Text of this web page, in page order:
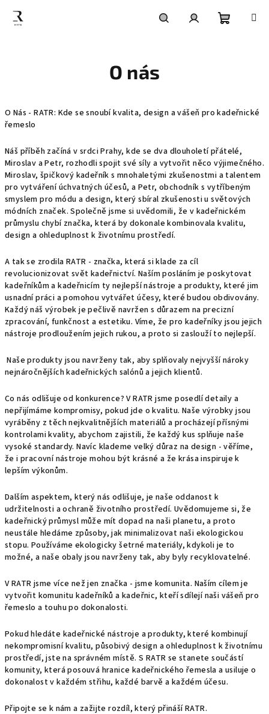
obsah
O nás
O Nás - RATR: Kde se snoubí kvalita, design a vášeň pro kadeřnické
řemeslo
Náš příběh začíná v srdci Prahy, kde se dva dlouholetí přátelé,
Miroslav a Petr, rozhodli spojit své síly a vytvořit něco výjimečného.
Miroslav, špičkový kadeřník s mnohaletými zkušenostmi a talentem
pro vytváření úchvatných účesů, a Petr, obchodník s vytříbeným
smyslem pro módu a design, který sbíral zkušenosti u světových
módních značek. Společně jsme si uvědomili, že v kadeřnickém
průmyslu chybí značka, která by dokonale kombinovala kvalitu,
design a ohleduplnost k životnímu prostředí.
A tak se zrodila RATR - značka, která si klade za cíl
revolucionizovat svět kadeřnictví. Naším posláním je poskytovat
kadeřníkům a kadeřnicím ty nejlepší nástroje a produkty, které jim
usnadní práci a pomohou vytvářet účesy, které budou obdivovány.
Každý náš výrobek je pečlivě navržen s důrazem na precizní
zpracování, funkčnost a estetiku. Víme, že pro kadeřníky jsou jejich
nástroje prodloužením jejich rukou, a proto si zaslouží to nejlepší.
Naše produkty jsou navrženy tak, aby splňovaly nejvyšší nároky
nejnáročnějších kadeřnických salónů a jejich klientů.
Co nás odlišuje od konkurence? V RATR jsme posedlí detaily a
nepřijímáme kompromisy, pokud jde o kvalitu. Naše výrobky jsou
vyráběny z těch nejkvalitnějších materiálů a procházejí přísnými
kontrolami kvality, abychom zajistili, že každý kus splňuje naše
vysoké standardy. Navíc klademe velký důraz na design - věříme,
že i pracovní nástroje mohou být krásné a že krása inspiruje k
lepším výkonům.
Dalším aspektem, který nás odlišuje, je naše oddanost k
udržitelnosti a ochraně životního prostředí. Uvědomujeme si, že
kadeřnický průmysl může mít dopad na naši planetu, a proto
neustále hledáme způsoby, jak minimalizovat naši ekologickou
stopu. Používáme ekologicky šetrné materiály, kdykoli je to
možné, a naše obaly jsou navrženy tak, aby byly recyklovatelné.
V RATR jsme více než jen značka - jsme komunita. Naším cílem je
vytvořit komunitu kadeřníků a kadeřnic, kteří sdílejí naši vášeň pro
řemeslo a touhu po dokonalosti.
Pokud hledáte kadeřnické nástroje a produkty, které kombinují
nekompromisní kvalitu, působivý design a ohleduplnost k životnímu
prostředí, jste na správném místě. S RATR se stanete součástí
komunity, která posouvá hranice kadeřnického řemesla a usiluje o
dokonalost v každém střihu, každé barvě a každém účesu.
Připojte se k nám a zažijte rozdíl, který přináší RATR.